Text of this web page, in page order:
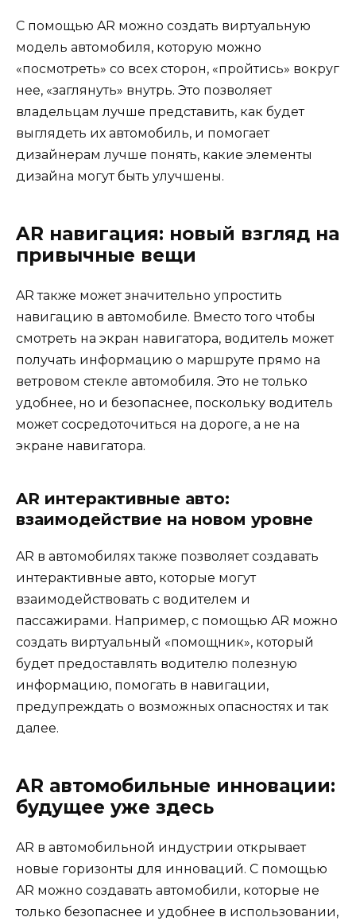
С помощью AR можно создать виртуальную
модель автомобиля, которую можно
«посмотреть» со всех сторон, «пройтись» вокруг
нее, «заглянуть» внутрь. Это позволяет
владельцам лучше представить, как будет
выглядеть их автомобиль, и помогает
дизайнерам лучше понять, какие элементы
дизайна могут быть улучшены.
AR навигация: новый взгляд на
привычные вещи
AR также может значительно упростить
навигацию в автомобиле. Вместо того чтобы
смотреть на экран навигатора, водитель может
получать информацию о маршруте прямо на
ветровом стекле автомобиля. Это не только
удобнее, но и безопаснее, поскольку водитель
может сосредоточиться на дороге, а не на
экране навигатора.
AR интерактивные авто:
взаимодействие на новом уровне
AR в автомобилях также позволяет создавать
интерактивные авто, которые могут
взаимодействовать с водителем и
пассажирами. Например, с помощью AR можно
создать виртуальный «помощник», который
будет предоставлять водителю полезную
информацию, помогать в навигации,
предупреждать о возможных опасностях и так
далее.
AR автомобильные инновации:
будущее уже здесь
AR в автомобильной индустрии открывает
новые горизонты для инноваций. С помощью
AR можно создавать автомобили, которые не
только безопаснее и удобнее в использовании,